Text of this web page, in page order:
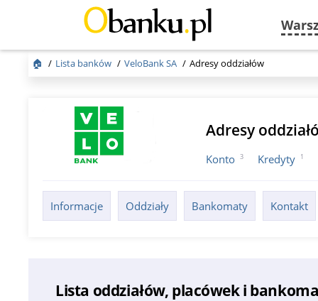
🏠 Lista banków VeloBank SA Adresy oddziałów
Adresy
Konto 3 Kredyty 1
Informacje Oddziały Bankomaty Kontakt
Lista oddziałów, placówek i